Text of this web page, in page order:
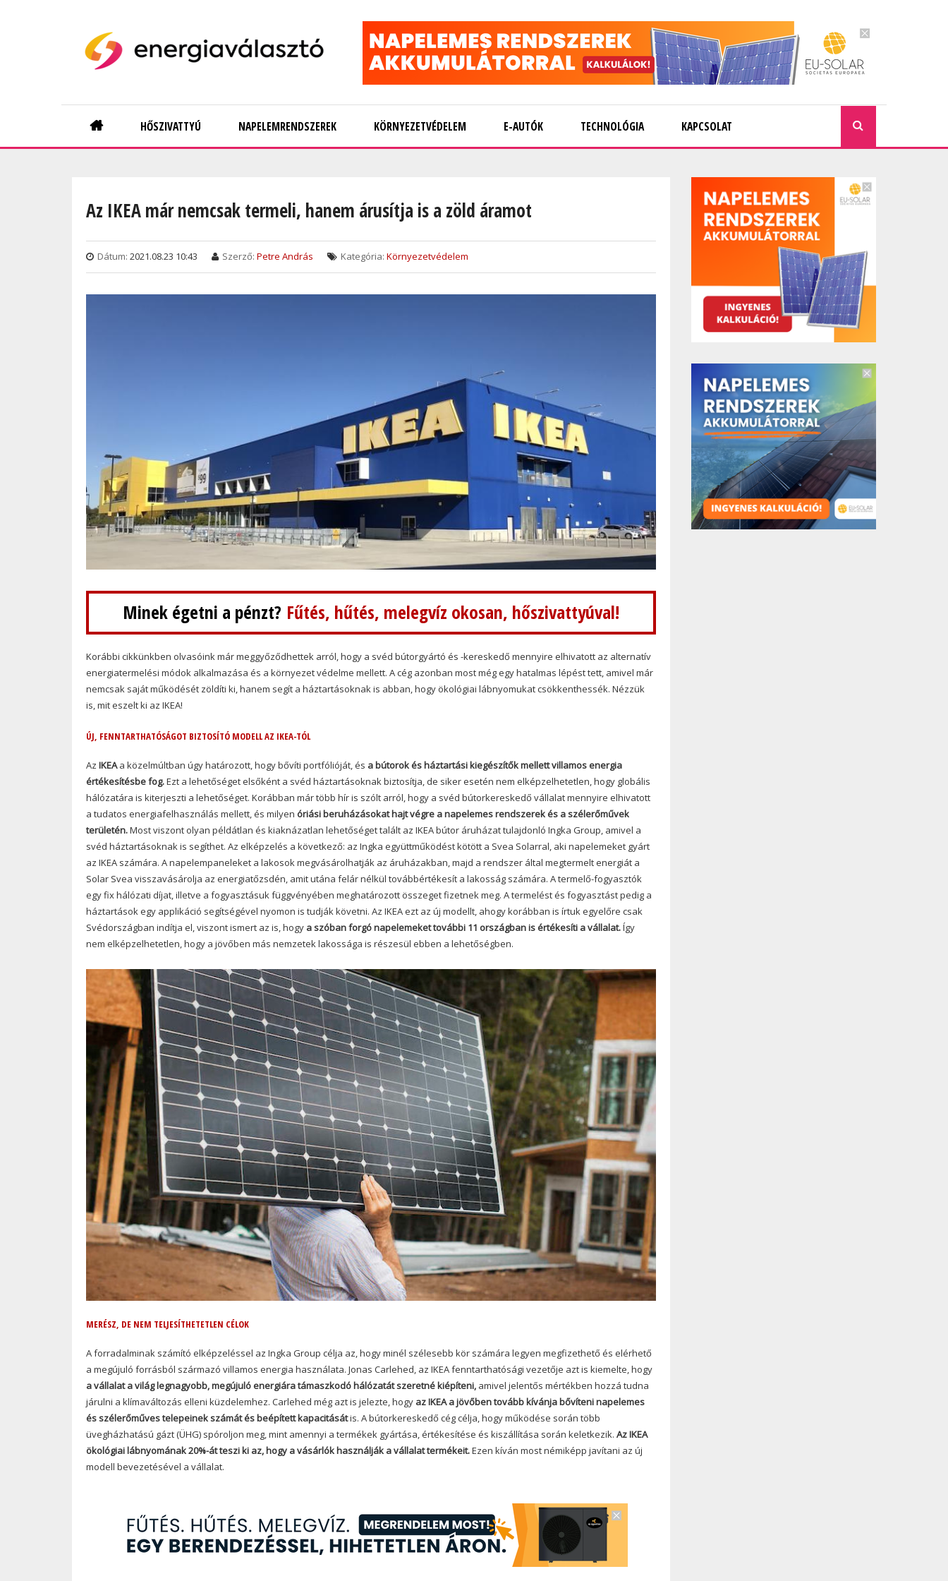
Main
navigation
HŐSZIVATTYÚ NAPELEMRENDSZEREK KÖRNYEZETVÉDELEM E-AUTÓK TECHNOLÓGIA KAPCSOLAT
Az IKEA már nemcsak termeli, hanem árusítja is a zöld áramot
Dátum: 2021.08.23 10:43 Szerző: Petre András Kategória: Környezetvédelem
Minek égetni a pénzt? Fűtés, hűtés, melegvíz okosan, hőszivattyúval!
Korábbi cikkünkben olvasóink már meggyőződhettek arról, hogy a svéd bútorgyártó és -kereskedő mennyire elhivatott az alternatív
energiatermelési módok alkalmazása és a környezet védelme mellett. A cég azonban most még egy hatalmas lépést tett, amivel már
nemcsak saját működését zöldíti ki, hanem segít a háztartásoknak is abban, hogy ökológiai lábnyomukat csökkenthessék. Nézzük
is, mit eszelt ki az IKEA!
ÚJ, FENNTARTHATÓSÁGOT BIZTOSÍTÓ MODELL AZ IKEA-TÓL
Az IKEAa közelmúltban úgy határozott, hogy bővíti portfólióját, és a bútorok és háztartási kiegészítők mellett villamos energia
értékesítésbe fog.Ezt a lehetőséget elsőként a svéd háztartásoknak biztosítja, de siker esetén nem elképzelhetetlen, hogy globális
hálózatára is kiterjeszti a lehetőséget. Korábban már több hír is szólt arról, hogy a svéd bútorkereskedő vállalat mennyire elhivatott
a tudatos energiafelhasználás mellett, és milyen óriási beruházásokat hajt végre a napelemes rendszerek és a szélerőművek
területén.Most viszont olyan példátlan és kiaknázatlan lehetőséget talált az IKEA bútor áruházat tulajdonló Ingka Group, amivel a
svéd háztartásoknak is segíthet. Az elképzelés a következő: az Ingka együttműködést kötött a Svea Solarral, aki napelemeket gyárt
az IKEA számára. A napelempaneleket a lakosok megvásárolhatják az áruházakban, majd a rendszer által megtermelt energiát a
Solar Svea visszavásárolja az energiatőzsdén, amit utána felár nélkül továbbértékesít a lakosság számára. A termelő-fogyasztók
egy fix hálózati díjat, illetve a fogyasztásuk függvényében meghatározott összeget fizetnek meg. A termelést és fogyasztást pedig a
háztartások egy applikáció segítségével nyomon is tudják követni. Az IKEA ezt az új modellt, ahogy korábban is írtuk egyelőre csak
Svédországban indítja el, viszont ismert az is, hogy a szóban forgó napelemeket további 11 országban is értékesíti a vállalat.Így
nem elképzelhetetlen, hogy a jövőben más nemzetek lakossága is részesül ebben a lehetőségben.
MERÉSZ, DE NEM TELJESÍTHETETLEN CÉLOK
A forradalminak számító elképzeléssel az Ingka Group célja az, hogy minél szélesebb kör számára legyen megfizethető és elérhető
a megújuló forrásból származó villamos energia használata. Jonas Carlehed, az IKEA fenntarthatósági vezetője azt is kiemelte, hogy
a vállalat a világ legnagyobb, megújuló energiára támaszkodó hálózatát szeretné kiépíteni, amivel jelentős mértékben hozzá tudna
járulni a klímaváltozás elleni küzdelemhez. Carlehed még azt is jelezte, hogy az IKEA a jövőben tovább kívánja bővíteni napelemes
és szélerőműves telepeinek számát és beépített kapacitásátis. A bútorkereskedő cég célja, hogy működése során több
üvegházhatású gázt (ÜHG) spóroljon meg, mint amennyi a termékek gyártása, értékesítése és kiszállítása során keletkezik. Az IKEA
ökológiai lábnyomának 20%-át teszi ki az, hogy a vásárlók használják a vállalat termékeit.Ezen kíván most némiképp javítani az új
modell bevezetésével a vállalat.